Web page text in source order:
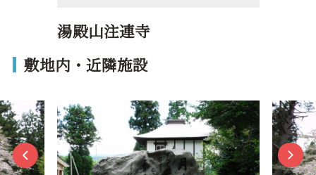
湯殿山注連寺
敷地内・近隣施設